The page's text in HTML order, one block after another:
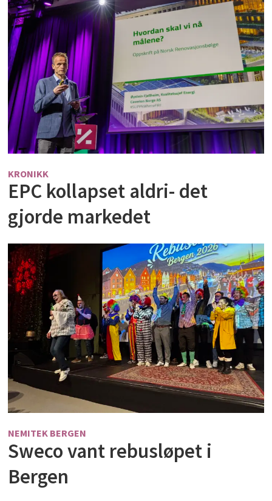
KRONIKK
EPC kollapset aldri- det
gjorde markedet
NEMITEK BERGEN
Sweco vant rebusløpet i
Bergen